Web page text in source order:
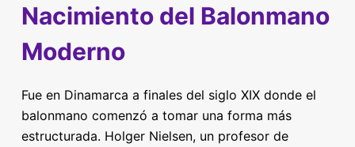
Nacimiento del Balonmano
Moderno
Fue en Dinamarca a finales del siglo XIX donde el
balonmano comenzó a tomar una forma más
estructurada. Holger Nielsen, un profesor de